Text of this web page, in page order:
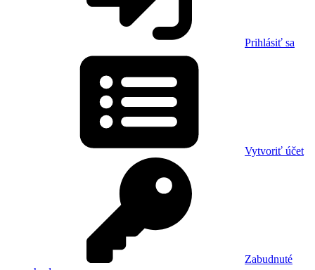
Prihlásiť sa
Vytvoriť účet
Zabudnuté